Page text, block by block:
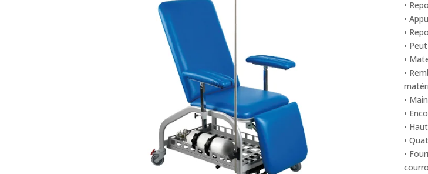
•
•
•
•
•
•
•
•
•
•
•